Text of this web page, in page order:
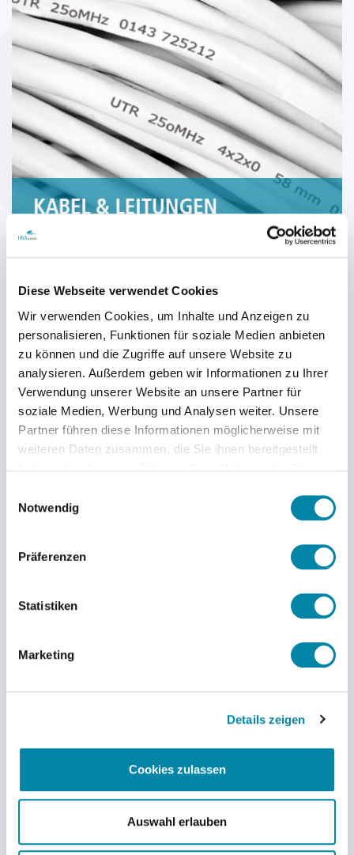
Diese Webseite verwendet Cookies
Wir verwenden Cookies, um Inhalte und Anzeigen zu
personalisieren, Funktionen für soziale Medien anbieten
zu können und die Zugriffe auf unsere Website zu
analysieren. Außerdem geben wir Informationen zu Ihrer
Verwendung unserer Website an unsere Partner für
soziale Medien, Werbung und Analysen weiter. Unsere
Partner führen diese Informationen möglicherweise mit
weiteren Daten zusammen, die Sie ihnen bereitgestellt
Notwendig
Präferenzen
Statistiken
Marketing
Details zeigen
Cookies zulassen
Auswahl erlauben